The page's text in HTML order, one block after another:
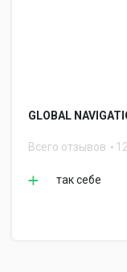
GLOBAL
Всего отзывов 12
так себе